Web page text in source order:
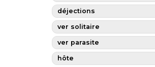
déjections
ver solitaire
ver parasite
hôte